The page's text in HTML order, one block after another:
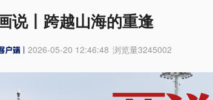
说丨跨越山海的重逢
2026-05-20 12:46:48 浏览量3245002